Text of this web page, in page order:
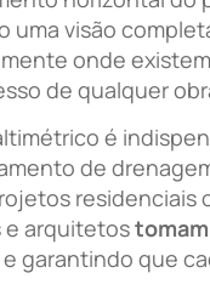
uma visão
onde
de qualquer
é
de
residenciais
e arquitetos
garantindo que